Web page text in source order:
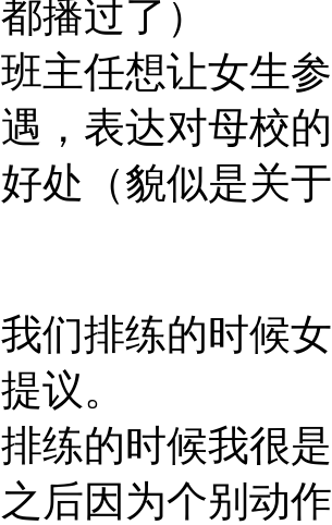
都播过了）
班主任想让女生
遇，表达对母校
好处（貌似是关
我们排练的时候
提议。
排练的时候我很
之后因为个别动